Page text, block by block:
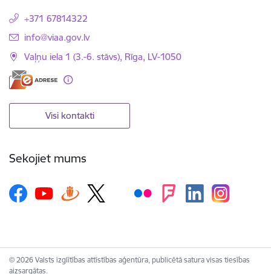
+371 67814322
E-pasts:
info@viaa.gov.lv
Vaļņu iela 1 (3.-6. stāvs), Rīga, LV-1050
Visi kontakti
Sekojiet mums
© 2026 Valsts izglītības attīstības aģentūra, publicētā satura visas tiesības
aizsargātas.